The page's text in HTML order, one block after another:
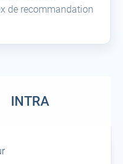
de recommandation
INTRA